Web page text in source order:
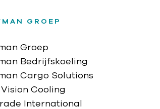
GROEP
Groep
Bedrijfskoeling
Cargo Solutions
Cooling
International